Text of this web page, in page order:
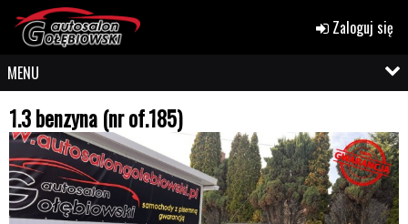
Zaloguj się
MENU
1.3 benzyna (nr of.185)